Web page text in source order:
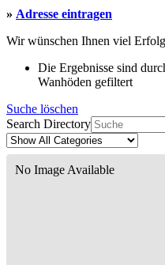
» Adresse eintragen
Wir wünschen Ihnen viel
Die Ergebnisse sind
Wanhöden gefiltert
Suche löschen
Search Directory
No Image Available